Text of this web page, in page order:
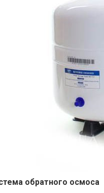
обратного осмоса